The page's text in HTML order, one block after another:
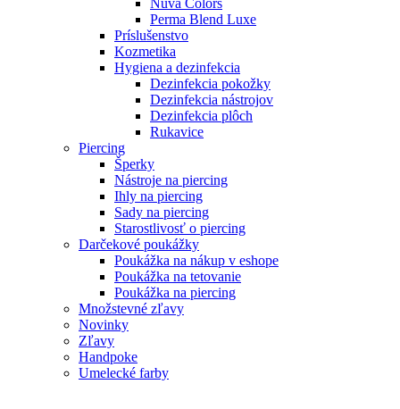
Perma Blend Luxe
Príslušenstvo
Kozmetika
Hygiena a dezinfekcia
Dezinfekcia pokožky
Dezinfekcia nástrojov
Dezinfekcia plôch
Rukavice
Piercing
Šperky
Nástroje na piercing
Ihly na piercing
Sady na piercing
Starostlivosť o piercing
Darčekové poukážky
Poukážka na nákup v eshope
Poukážka na tetovanie
Poukážka na piercing
Množstevné zľavy
Novinky
Zľavy
Handpoke
Umelecké farby